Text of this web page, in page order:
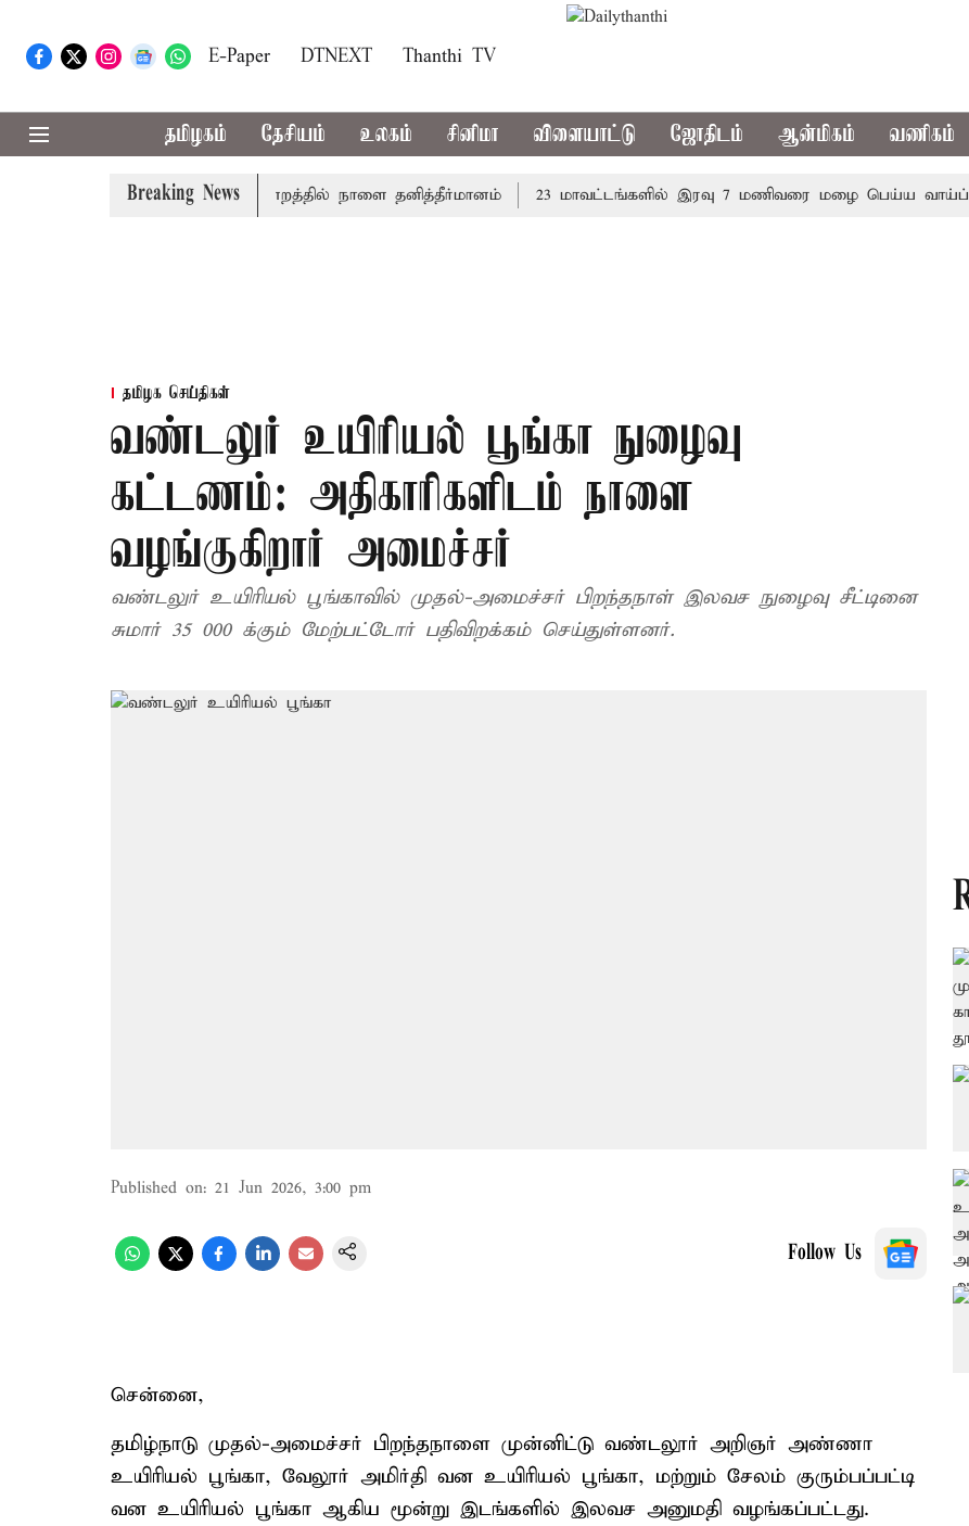
E-Paper DTNEXT Thanthi TV
தமிழகம் தேசியம் உலகம் சினிமா விளையாட்டு ஜோதிடம் ஆன்மிகம் வணிகம்
Breaking News
தமிழ்த்தாய் வாழ்த்து: சட்டமன்றத்தில் நாளை தனித்தீர்மானம் 23 மாவட்டங்களில் இரவு 7 மணிவரை மழை பெய்ய வாய்ப்பு
தமிழக செய்திகள்
வண்டலுர் உயிரியல் பூங்கா நுழைவு
கட்டணம்: அதிகாரிகளிடம் நாளை
வழங்குகிறார் அமைச்சர்
வண்டலுர் உயிரியல் பூங்காவில் முதல்-அமைச்சர் பிறந்தநாள் இலவச நுழைவு சீட்டினை
சுமார் 35 000 க்கும் மேற்பட்டோர் பதிவிறக்கம் செய்துள்ளனர்.
Published on: 21 Jun 2026, 3:00 pm
Follow Us
சென்னை,
தமிழ்நாடு முதல்-அமைச்சர் பிறந்தநாளை முன்னிட்டு வண்டலூர் அறிஞர் அண்ணா
உயிரியல் பூங்கா, வேலூர் அமிர்தி வன உயிரியல் பூங்கா, மற்றும் சேலம் குரும்பப்பட்டி
வன உயிரியல் பூங்கா ஆகிய மூன்று இடங்களில் இலவச அனுமதி வழங்கப்பட்டது.